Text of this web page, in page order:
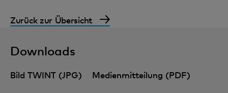
Zurück zur Übersicht
Downloads
Bild TWINT (JPG) Medienmitteilung (PDF)